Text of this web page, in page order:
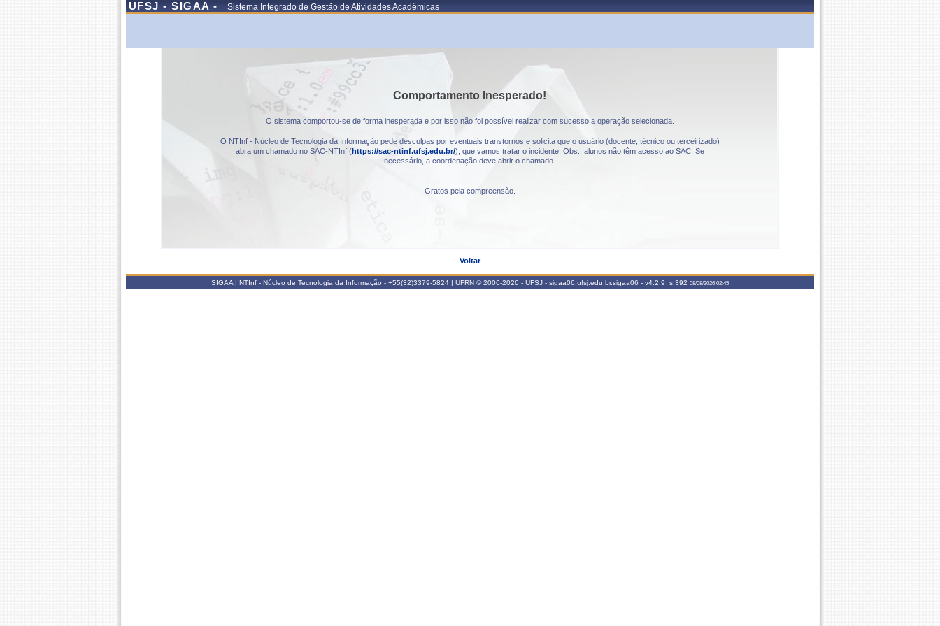
UFSJ - SIGAA - Sistema Integrado de Gestão de Atividades Acadêmicas
Comportamento Inesperado!
O sistema comportou-se de forma inesperada e por isso não foi possível realizar com sucesso a operação selecionada.
O NTInf - Núcleo de Tecnologia da Informação pede desculpas por eventuais transtornos e solicita que o usuário (docente, técnico ou terceirizado)
abra um chamado no SAC-NTInf (https://sac-ntinf.ufsj.edu.br/), que vamos tratar o incidente. Obs.: alunos não têm acesso ao SAC. Se
necessário, a coordenação deve abrir o chamado.
Gratos pela compreensão.
Voltar
SIGAA | NTInf - Núcleo de Tecnologia da Informação - +55(32)3379-5824 | UFRN © 2006-2026 - UFSJ - sigaa06.ufsj.edu.br.sigaa06 - v4.2.9_s.392 08/08/2026 02:45